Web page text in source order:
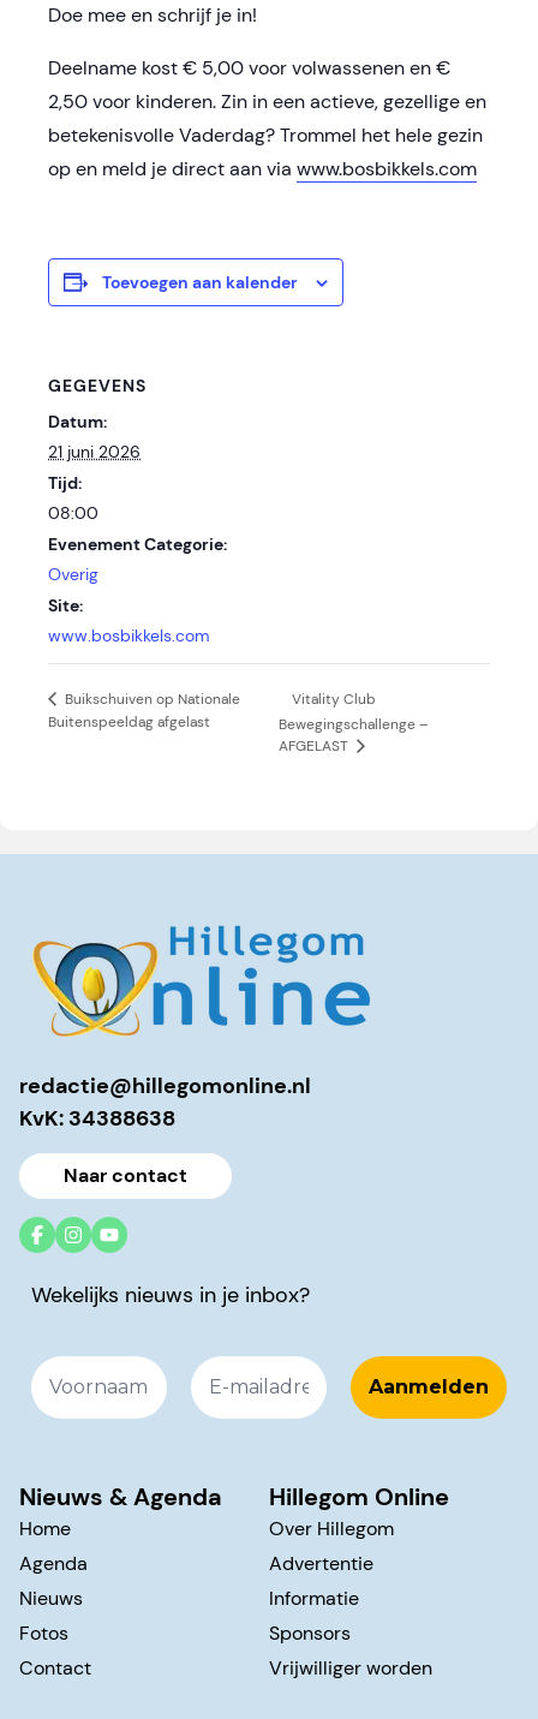
Doe mee en schrijf je in!
Deelname kost € 5,00 voor volwassenen en €
2,50 voor kinderen. Zin in een actieve, gezellige en
betekenisvolle Vaderdag? Trommel het hele gezin
op en meld je direct aan via www.bosbikkels.com
Toevoegen aan kalender
GEGEVENS
Datum:
21 juni 2026
Tijd:
08:00
Evenement Categorie:
Overig
Site:
www.bosbikkels.com
Buikschuiven op Nationale
Buitenspeeldag afgelast
Vitality Club
Bewegingschallenge –
AFGELAST
redactie@hillegomonline.nl
KvK: 34388638
Naar contact
Wekelijks nieuws in je inbox?
Nieuws & Agenda
Home
Agenda
Nieuws
Fotos
Contact
Hillegom Online
Over Hillegom
Advertentie
Informatie
Sponsors
Vrijwilliger worden